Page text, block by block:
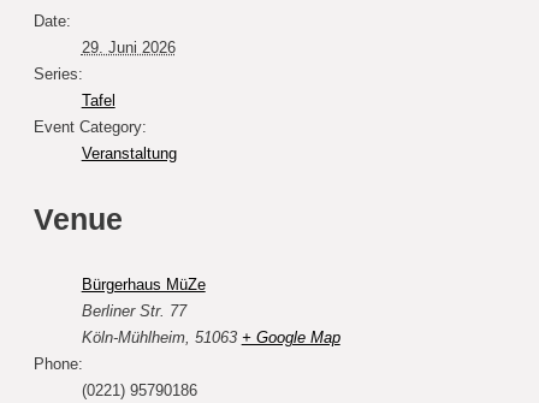
Date:
29. Juni 2026
Series:
Tafel
Event Category:
Veranstaltung
Venue
Bürgerhaus MüZe
Berliner Str. 77
Köln-Mühlheim, 51063 + Google Map
Phone:
(0221) 95790186